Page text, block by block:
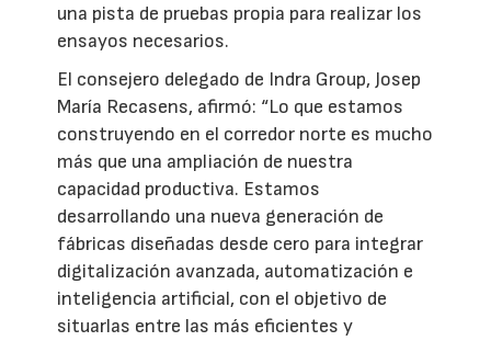
una pista de pruebas propia para realizar los
ensayos necesarios.
El consejero delegado de Indra Group, Josep
María Recasens, afirmó: “Lo que estamos
construyendo en el corredor norte es mucho
más que una ampliación de nuestra
capacidad productiva. Estamos
desarrollando una nueva generación de
fábricas diseñadas desde cero para integrar
digitalización avanzada, automatización e
inteligencia artificial, con el objetivo de
situarlas entre las más eficientes y